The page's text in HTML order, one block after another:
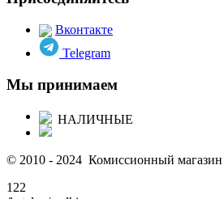
Вконтакте
Telegram
Мы принимаем
НАЛИЧНЫЕ
© 2010 - 2024 Комиссионный
122